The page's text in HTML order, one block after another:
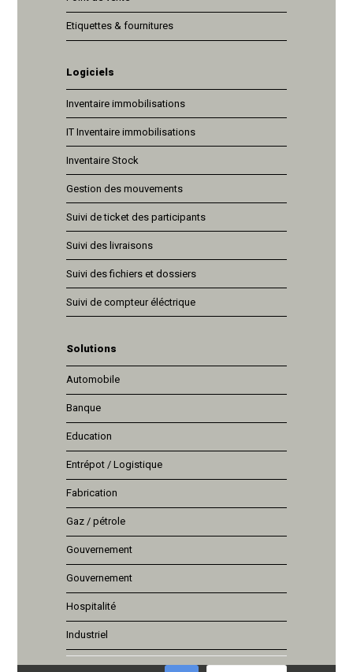
Etiquettes & fournitures
Logiciels
Inventaire immobilisations
IT Inventaire immobilisations
Inventaire Stock
Gestion des mouvements
Suivi de ticket des participants
Suivi des livraisons
Suivi des fichiers et dossiers
Suivi de compteur éléctrique
Solutions
Automobile
Banque
Education
Entrépot / Logistique
Fabrication
Gaz / pétrole
Gouvernement
Gouvernement
Hospitalité
Industriel